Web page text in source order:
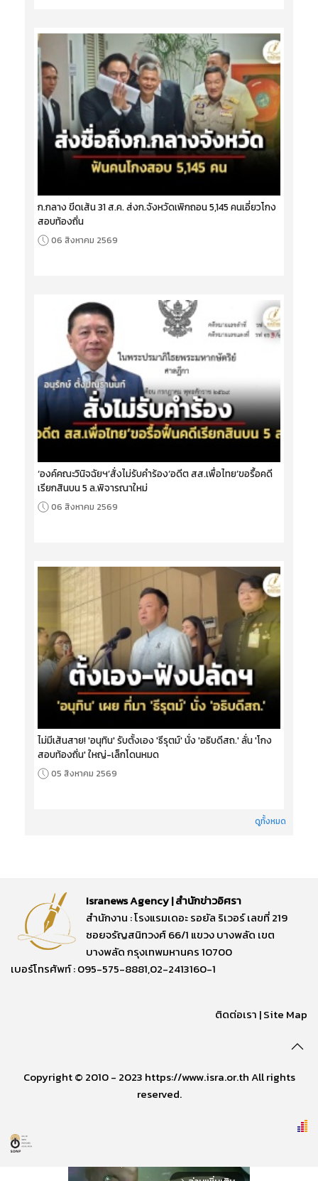
ก.กลาง ขีดเส้น 31 ส.ค. ส่งก.จังหวัดเพิกถอน 5,145 คนเอี่ยวโกง
สอบท้องถิ่น
06 สิงหาคม 2569
‘องค์คณะวินิจฉัยฯ’สั่งไม่รับคำร้อง‘อดีต สส.เพื่อไทย’ขอรื้อคดี
เรียกสินบน 5 ล.พิจารณาใหม่
06 สิงหาคม 2569
ไม่มีเส้นสาย! 'อนุทิน' รับตั้งเอง 'ธีรุตม์' นั่ง 'อธิบดีสถ.' ลั่น 'โกง
สอบท้องถิ่น' ใหญ่-เล็กโดนหมด
05 สิงหาคม 2569
ดูทั้งหมด
Isranews Agency | สำนักข่าวอิศรา
สำนักงาน : โรงแรมเดอะ รอยัล ริเวอร์ เลขที่ 219
ซอยจรัญสนิทวงศ์ 66/1 แขวง บางพลัด เขต
บางพลัด กรุงเทพมหานคร 10700
เบอร์โทรศัพท์ : 095-575-8881,02-2413160-1
ติดต่อเรา |Site Map
Copyright © 2010 - 2023 https://www.isra.or.th All rights
reserved.